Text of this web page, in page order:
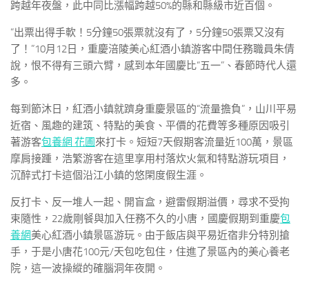
跨越年夜盤，此中同比漲幅跨越50%的縣和縣級市近百個。
“出票出得手軟！5分鐘50張票就沒有了，5分鐘50張票又沒有
了！”10月12日，重慶涪陵美心紅酒小鎮游客中間任務職員朱倩
說，恨不得有三頭六臂，感到本年國慶比“五一”、春節時代人還
多。
每到節沐日，紅酒小鎮就躋身重慶景區的“流量擔負”，山川平易
近宿、風趣的建筑、特點的美食、平價的花費等多種原因吸引
著游客包養網 花圃來打卡。短短7天假期客流量近100萬，景區
摩肩接踵，浩繁游客在這里享用村落炊火氣和特點游玩項目，
沉醉式打卡這個沿江小鎮的悠閑度假生涯。
反打卡、反一堆人一起、開盲盒，避雷假期溢價，尋求不受拘
束隨性，22歲剛餐與加入任務不久的小唐，國慶假期到重慶包
養網美心紅酒小鎮景區游玩。由于飯店與平易近宿非分特別搶
手，于是小唐花100元/天包吃包住，住進了景區內的美心養老
院，這一波操縱的確腦洞年夜開。